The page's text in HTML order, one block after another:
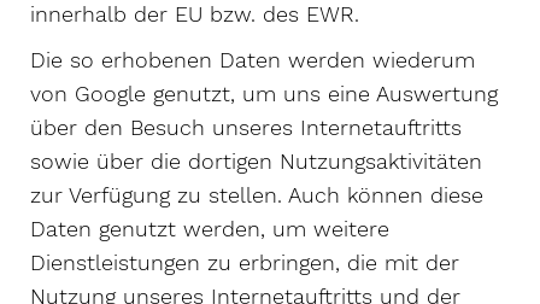
innerhalb der EU bzw. des EWR.
Die so erhobenen Daten werden wiederum
von Google genutzt, um uns eine Auswertung
über den Besuch unseres Internetauftritts
sowie über die dortigen Nutzungsaktivitäten
zur Verfügung zu stellen. Auch können diese
Daten genutzt werden, um weitere
Dienstleistungen zu erbringen, die mit der
Nutzung unseres Internetauftritts und der